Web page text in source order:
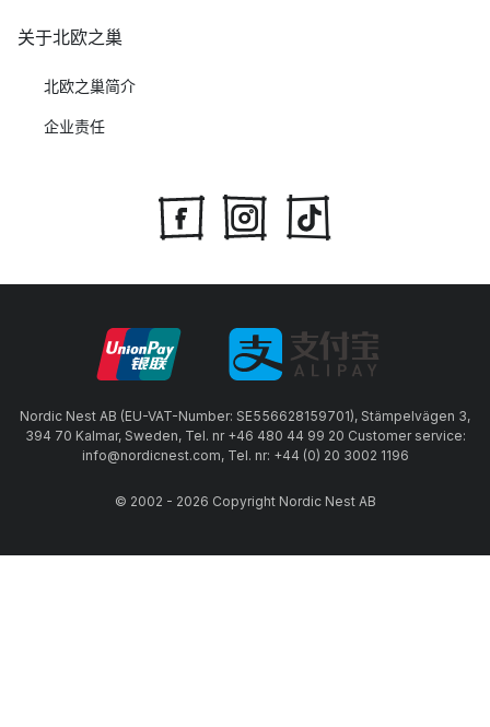
关于北欧之巢
北欧之巢简介
企业责任
Nordic Nest AB (EU-VAT-Number: SE556628159701), Stämpelvägen 3,
394 70 Kalmar, Sweden, Tel. nr +46 480 44 99 20 Customer service:
info@nordicnest.com, Tel. nr: +44 (0) 20 3002 1196
© 2002 - 2026 Copyright Nordic Nest AB